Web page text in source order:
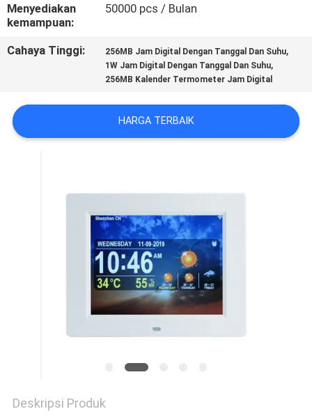
SITEMAP
POLICY
Menyediakan
kemampuan:
50000 pcs / Bulan
Cahaya Tinggi: 256MB Jam Digital Dengan Tanggal Dan Suhu,
1W Jam Digital Dengan Tanggal Dan Suhu,
256MB Kalender Termometer Jam Digital
HARGA TERBAIK
Deskripsi Produk